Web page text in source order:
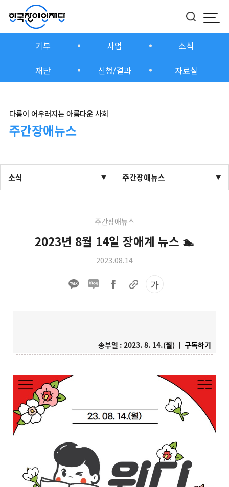
모
버튼
기부 사업
소식
재단
신청/결과 자료실
다름이 어우러지는 아름다운 사회
주간장애뉴스
소식 주간장애뉴스
주간장애뉴스
2023년 8월 14일 장애계 뉴스 🏊
2023.08.14
가